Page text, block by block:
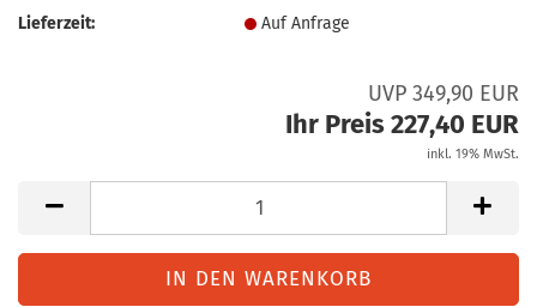
Lieferzeit:
Auf Anfrage
UVP 349,90 EUR
Ihr Preis 227,40 EUR
inkl. 19% MwSt.